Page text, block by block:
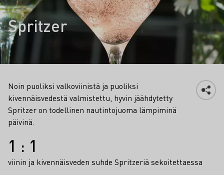
Spritzer
Noin puoliksi valkoviinistä ja puoliksi
kivennäisvedestä valmistettu, hyvin jäähdytetty
Spritzer on todellinen nautintojuoma lämpiminä
päivinä.
Faktat
1 : 1
viinin ja kivennäisveden suhde Spritzeriä sekoitettaessa